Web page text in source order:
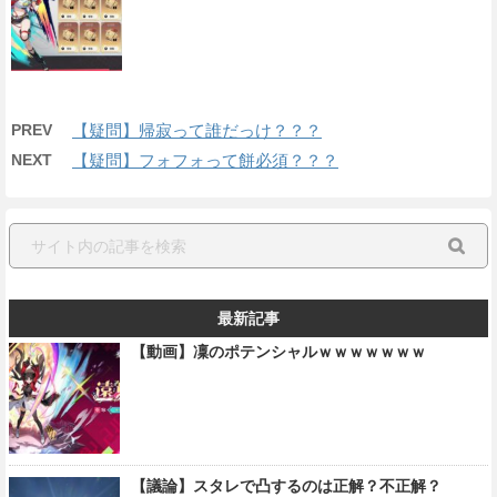
PREV 【疑問】帰寂って誰だっけ？？？
NEXT 【疑問】フォフォって餅必須？？？
最新記事
【動画】凜のポテンシャルｗｗｗｗｗｗｗ
【議論】スタレで凸するのは正解？不正解？